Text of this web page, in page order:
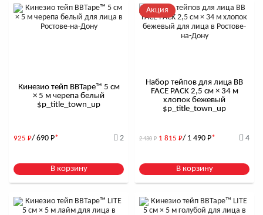
Кинезио тейп BBTape™ 5 см
× 5 м черепа белый
$р_title_town_up
925 Р/ 690 Р* 2
В корзину
Акция
Набор тейпов для лица BB
FACE PACK 2,5 см × 34 м
хлопок бежевый
$р_title_town_up
2 430 Р 1 815 Р/ 1 490 Р* 4
В корзину